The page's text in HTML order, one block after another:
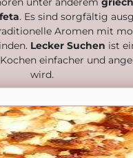
. Es sind sorgfältig
Aromen mit
Lecker Suchen ist
einfacher und
wird.